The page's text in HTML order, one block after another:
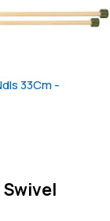
33Cm -